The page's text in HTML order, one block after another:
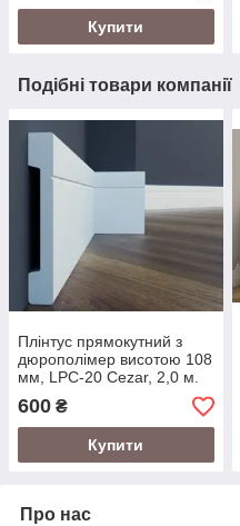
Купити
Подібні товари компанії
Плінтус прямокутний з
дюрополімер висотою 108
мм, LPC-20 Cezar, 2,0 м.
600 ₴
Купити
Про нас